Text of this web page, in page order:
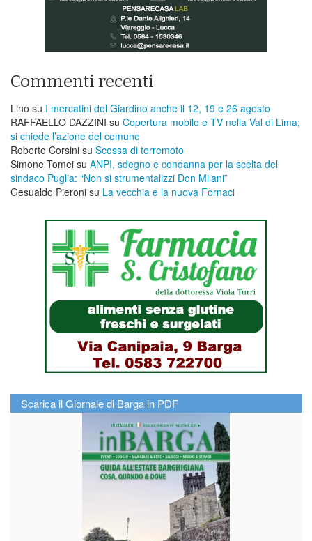
Commenti recenti
Lino su I mercatini del Giardino anche il 12, 19 e 26 agosto
RAFFAELLO DAZZINI su ​Copertura mobile e TV nella Val di Lima;
si chiede l’azione del comune
Roberto Corsini su Scossa di terremoto
Simone Tomei su ANPI, sdegno e condanna per la scelta del
sindaco Puglia: “Non si strumentalizzi Don Milani”
Gesualdo Pieroni su La vecchia e la nuova Fornaci
Scarica il Giornale di Barga in PDF